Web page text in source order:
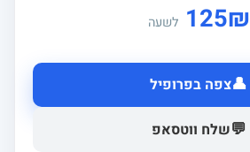
₪
125 לשעה
👤צפה בפרופיל
💬שלח ווטסאפ